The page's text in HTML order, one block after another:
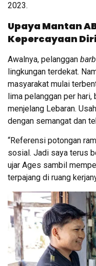
2023.
Upaya Mantan
Kepercayaan
Awalnya, pelanggan
lingkungan terdekat.
masyarakat mulai
lima pelanggan per hari,
menjelang Lebaran.
dengan semangat dan
“Referensi potongan
sosial. Jadi saya terus
ujar Ages sambil
terpajang di ruang